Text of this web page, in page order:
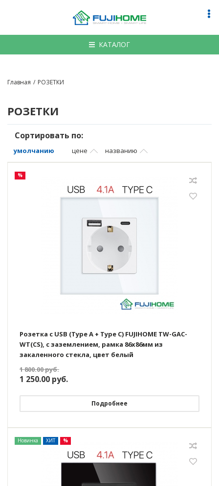
КАТАЛОГ
Главная РОЗЕТКИ
РОЗЕТКИ
Сортировать по:
умолчанию цене названию
%
Розетка с USB (Type A + Type C) FUJIHOME TW-GAC-
WT(CS), с заземлением, рамка 86х86мм из
закаленного стекла, цвет белый
1 800.00руб.
1 250.00 руб.
Подробнее
Новинка ХИТ %